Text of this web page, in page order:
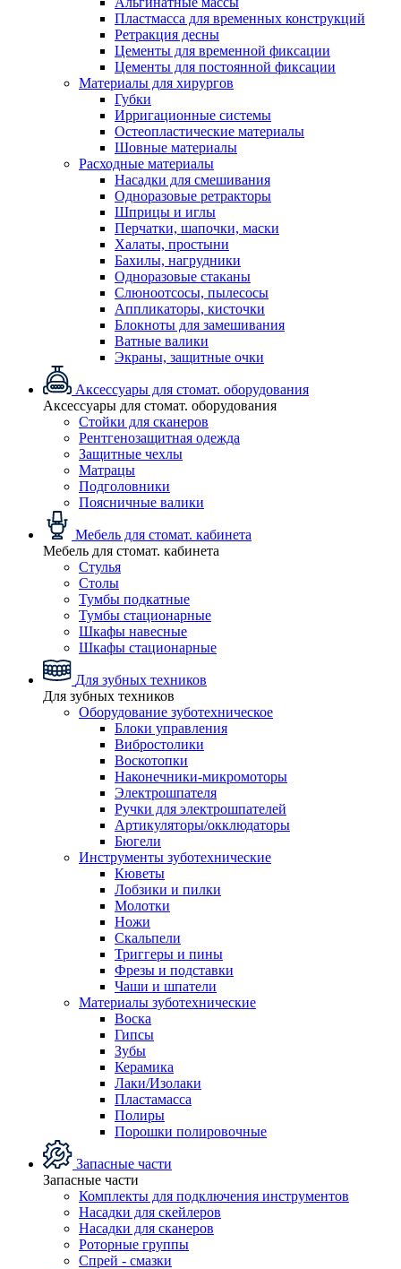
Пластмасса для временных конструкций
Ретракция десны
Цементы для временной фиксации
Цементы для постоянной фиксации
Материалы для хирургов
Губки
Ирригационные системы
Остеопластические материалы
Шовные материалы
Расходные материалы
Насадки для смешивания
Одноразовые ретракторы
Шприцы и иглы
Перчатки, шапочки, маски
Халаты, простыни
Бахилы, нагрудники
Одноразовые стаканы
Слюноотсосы, пылесосы
Аппликаторы, кисточки
Блокноты для замешивания
Ватные валики
Экраны, защитные очки
Аксессуары для стомат. оборудования
Аксессуары для стомат. оборудования
Стойки для сканеров
Рентгенозащитная одежда
Защитные чехлы
Матрацы
Подголовники
Поясничные валики
Мебель для стомат. кабинета
Мебель для стомат. кабинета
Стулья
Столы
Тумбы подкатные
Тумбы стационарные
Шкафы навесные
Шкафы стационарные
Для зубных техников
Для зубных техников
Оборудование зуботехническое
Блоки управления
Вибростолики
Воскотопки
Наконечники-микромоторы
Электрошпателя
Ручки для электрошпателей
Артикуляторы/окклюдаторы
Бюгели
Инструменты зуботехнические
Кюветы
Лобзики и пилки
Молотки
Ножи
Скальпели
Триггеры и пины
Фрезы и подставки
Чаши и шпатели
Материалы зуботехнические
Воска
Гипсы
Зубы
Керамика
Лаки/Изолаки
Пластамасса
Полиры
Порошки полировочные
Запасные части
Запасные части
Комплекты для подключения инструментов
Насадки для скейлеров
Насадки для сканеров
Роторные группы
Спрей - смазки